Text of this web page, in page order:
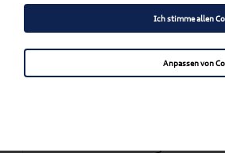
(F5) 8W8071802
Ich stimme allen
Anpassen von